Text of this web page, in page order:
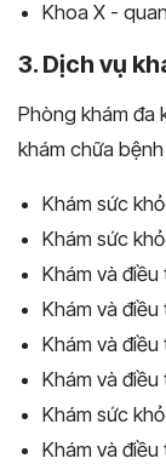
Khoa X -
3. Dịch vụ
Phòng khám đa
khám chữa
Khám sức
Khám sức
Khám và điều
Khám và
Khám và
Khám và
Khám sức
Khám và